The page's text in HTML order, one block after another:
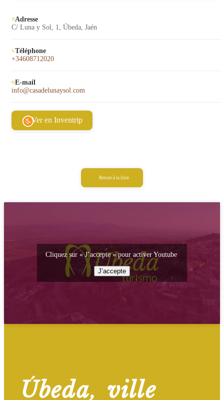
Adresse
C/ Luna y Sol, 1, Úbeda, Jaén
Téléphone
+34608712020
E-mail
info@casadelunaysol.com
Ver en Inventrip
Retour à la liste
Cliquez sur « J’accepte » pour activer Youtube
J’accepte
Úbeda, ville